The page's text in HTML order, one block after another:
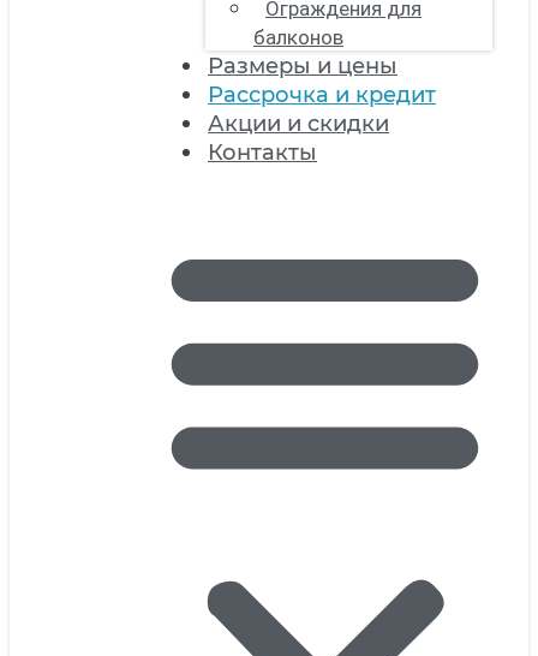
Ограждения для
балконов
Размеры и цены
Рассрочка и кредит
Акции и скидки
Контакты